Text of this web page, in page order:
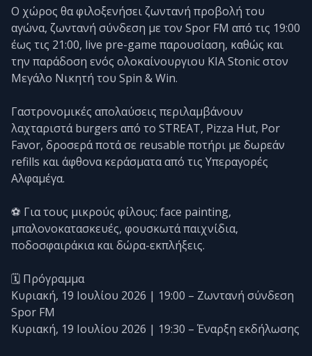
Ο χώρος θα φιλοξενήσει ζωντανή προβολή του
αγώνα, ζωντανή σύνδεση με τον Spor FM από τις 19:00
έως τις 21:00, live pre-game παρουσίαση, καθώς και
την παράδοση ενός ολοκαίνουργιου KIA Stonic στον
Μεγάλο Νικητή του Spin & Win.
Γαστρονομικές απολαύσεις περιλαμβάνουν
λαχταριστά burgers από το STREAT, Pizza Hut, Por
Favor, δροσερά ποτά σε reusable ποτήρι με δωρεάν
refills και άφθονα κεράσματα από τις Υπεραγορές
Αλφαμέγα.
⚽ Για τους μικρούς φίλους: face painting,
μπαλονοκατασκευές, φουσκωτά παιχνίδια,
ποδοσφαιράκια και δώρα-εκπλήξεις.
🗓️ Πρόγραμμα
Κυριακή, 19 Ιουλίου 2026 | 19:00 – Ζωντανή σύνδεση
Spor FM
Κυριακή, 19 Ιουλίου 2026 | 19:30 – Έναρξη εκδήλωσης